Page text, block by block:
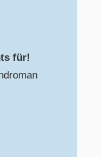
für!